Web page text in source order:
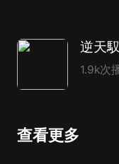
1.9k次
查看更多